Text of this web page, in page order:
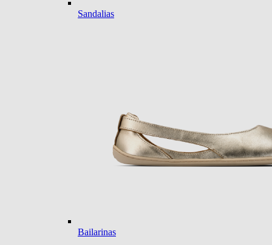
Sandalias
Bailarinas